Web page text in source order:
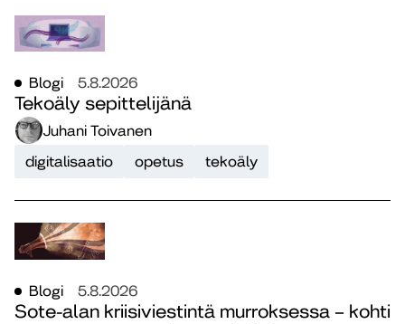
Blogi 5.8.2026
Tekoäly sepittelijänä
Juhani Toivanen
digitalisaatio
opetus tekoäly
Blogi 5.8.2026
Sote-alan kriisiviestintä murroksessa – kohti